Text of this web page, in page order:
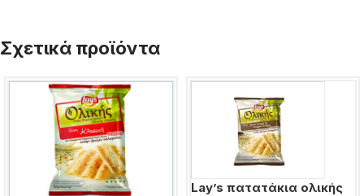
Σχετικά προϊόντα
Lay’s πατατάκια ολικής